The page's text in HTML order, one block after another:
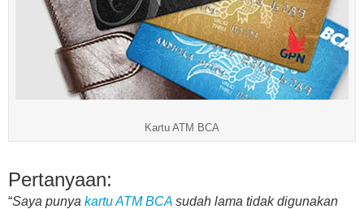
Kartu ATM BCA
Pertanyaan:
“Saya punya kartu ATM BCA sudah lama tidak digunakan